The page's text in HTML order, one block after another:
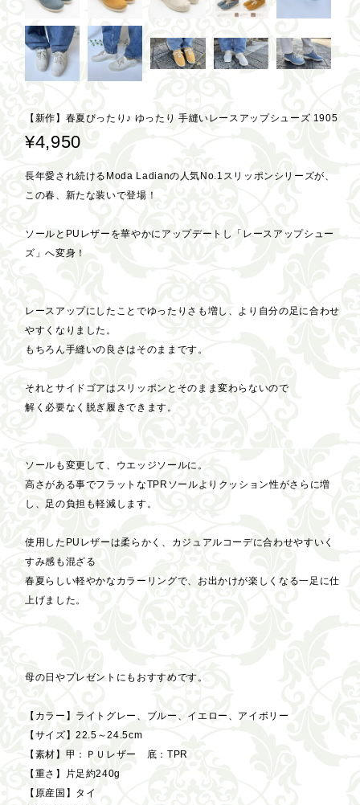
【新作】春夏ぴったり♪ ゆったり 手縫いレースアップシューズ 1905
¥4,950
長年愛され続けるModa Ladianの人気No.1スリッポンシリーズが、
この春、新たな装いで登場！
ソールとPUレザーを華やかにアップデートし「レースアップシュー
ズ」へ変身！
レースアップにしたことでゆったりさも増し、より自分の足に合わせ
やすくなりました。
もちろん手縫いの良さはそのままです。
それとサイドゴアはスリッポンとそのまま変わらないので
解く必要なく脱ぎ履きできます。
ソールも変更して、ウエッジソールに。
高さがある事でフラットなTPRソールよりクッション性がさらに増
し、足の負担も軽減します。
使用したPUレザーは柔らかく、カジュアルコーデに合わせやすいく
すみ感も混ざる
春夏らしい軽やかなカラーリングで、お出かけが楽しくなる一足に仕
上げました。
母の日やプレゼントにもおすすめです。
【カラー】ライトグレー、ブルー、イエロー、アイボリー
【サイズ】22.5～24.5cm
【素材】甲：ＰＵレザー 底：TPR
【重さ】片足約240g
【原産国】タイ